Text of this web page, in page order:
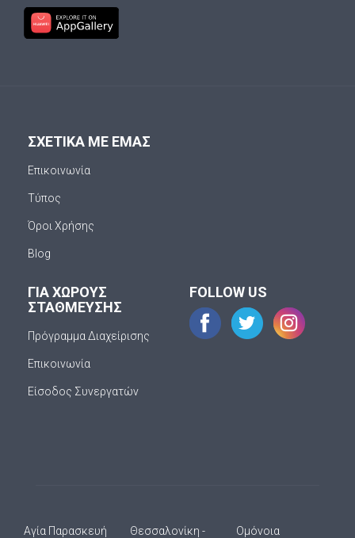
ΣΧΕΤΙΚΑ ΜΕ ΕΜΑΣ
Επικοινωνία
Τύπος
Όροι Χρήσης
Blog
ΓΙΑ ΧΩΡΟΥΣ
ΣΤΑΘΜΕΥΣΗΣ
Πρόγραμμα Διαχείρισης
Επικοινωνία
Είσοδος Συνεργατών
FOLLOW US
Αγία Παρασκευή Θεσσαλονίκη - Ομόνοια